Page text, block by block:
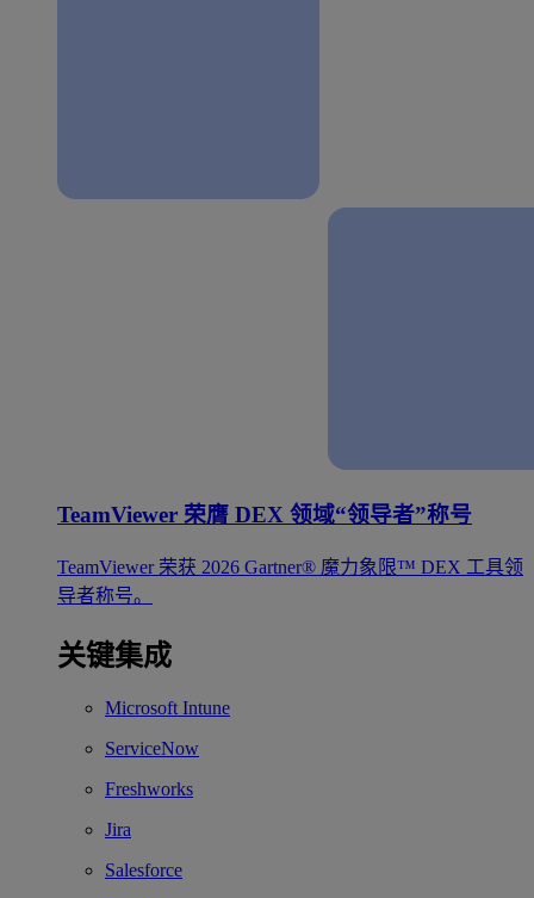
TeamViewer 荣膺 DEX 领域“领导者”称号
TeamViewer 荣获 2026 Gartner® 魔力象限™ DEX 工具领
导者称号。
关键集成
Microsoft Intune
ServiceNow
Freshworks
Jira
Salesforce